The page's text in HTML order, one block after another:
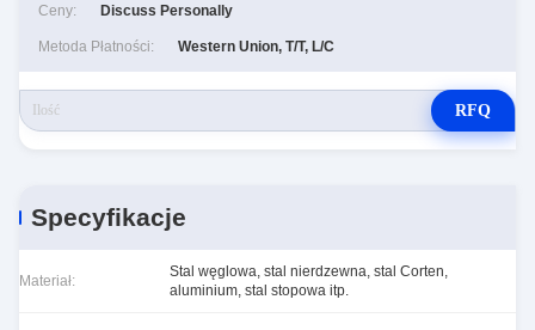
Ceny: Discuss Personally
Metoda Płatności: Western Union, T/T, L/C
RFQ
Specyfikacje
Materiał:
Stal węglowa, stal nierdzewna, stal Corten,
aluminium, stal stopowa itp.